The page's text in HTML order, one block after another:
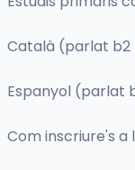
Català (parlat b2
Espanyol (parlat
Com inscriure's a